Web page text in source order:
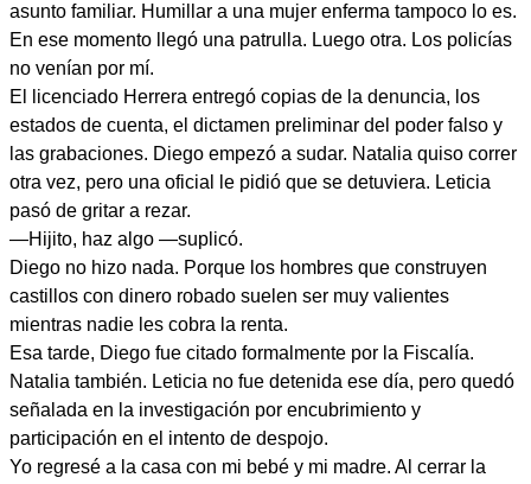
asunto familiar. Humillar a una mujer enferma tampoco lo es.
En ese momento llegó una patrulla. Luego otra. Los policías
no venían por mí.
El licenciado Herrera entregó copias de la denuncia, los
estados de cuenta, el dictamen preliminar del poder falso y
las grabaciones. Diego empezó a sudar. Natalia quiso correr
otra vez, pero una oficial le pidió que se detuviera. Leticia
pasó de gritar a rezar.
—Hijito, haz algo —suplicó.
Diego no hizo nada. Porque los hombres que construyen
castillos con dinero robado suelen ser muy valientes
mientras nadie les cobra la renta.
Esa tarde, Diego fue citado formalmente por la Fiscalía.
Natalia también. Leticia no fue detenida ese día, pero quedó
señalada en la investigación por encubrimiento y
participación en el intento de despojo.
Yo regresé a la casa con mi bebé y mi madre. Al cerrar la